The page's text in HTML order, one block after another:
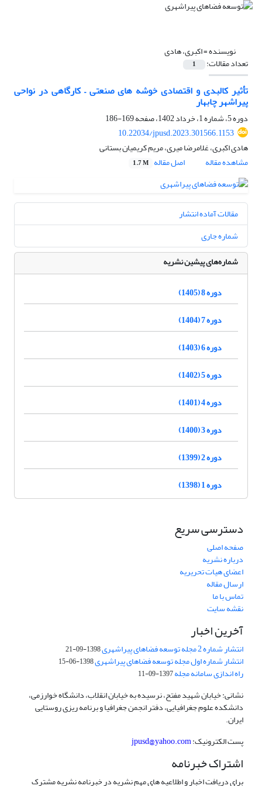
نویسنده =اکبری، هادی
تعداد مقالات: 1
تأثیر کالبدی و اقتصادی خوشه های صنعتی – کارگاهی در نواحی
پیراشهر چابهار
دوره 5، شماره 1، خرداد 1402، صفحه
169-186
10.22034/jpusd.2023.301566.1153
هادی اکبری، غلامرضا میری، مریم کریمیان بستانی
مشاهده مقاله
اصل مقاله 1.7 M
مقالات آماده انتشار
شماره جاری
شماره‌های پیشین نشریه
دوره 8 (1405)
دوره 7 (1404)
دوره 6 (1403)
دوره 5 (1402)
دوره 4 (1401)
دوره 3 (1400)
دوره 2 (1399)
دوره 1 (1398)
دسترسی سریع
صفحه اصلی
درباره نشریه
اعضای هیات تحریریه
ارسال مقاله
تماس با ما
نقشه سایت
آخرین اخبار
انتشار شماره 2 مجله توسعه فضاهای پیراشهری 1398-09-21
انتشار شماره اول مجله توسعه فضاهای پیراشهری1398-06-15
راه اندازی سامانه مجله1397-09-11
نشانی: خیابان شهید مفتح، نرسیده به خیابان انقلاب، دانشگاه خوارزمی،
دانشکده علوم جغرافیایی، دفتر انجمن جغرافیا و برنامه ریزی روستایی
ایران.
پست الکترونیک:jpusd@yahoo.com
اشتراک خبرنامه
برای دریافت اخبار و اطلاعیه های مهم نشریه در خبرنامه نشریه مشترک